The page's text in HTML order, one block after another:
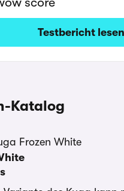
Testbericht lesen
Katalog